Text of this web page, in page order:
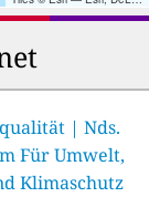
| Nds.
Für Umwelt,
Klimaschutz